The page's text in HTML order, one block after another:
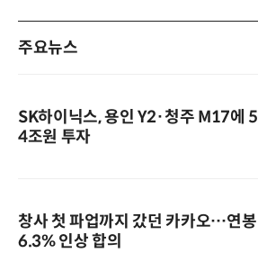
주요뉴스
SK하이닉스, 용인 Y2·청주 M17에 5
4조원 투자
창사 첫 파업까지 갔던 카카오…연봉
6.3% 인상 합의